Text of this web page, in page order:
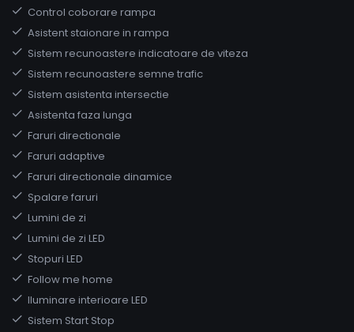
Control coborare rampa
Asistent staionare in rampa
Sistem recunoastere indicatoare de viteza
Sistem recunoastere semne trafic
Sistem asistenta intersectie
Asistenta faza lunga
Faruri directionale
Faruri adaptive
Faruri directionale dinamice
Spalare faruri
Lumini de zi
Lumini de zi LED
Stopuri LED
Follow me home
Iluminare interioare LED
Sistem Start Stop